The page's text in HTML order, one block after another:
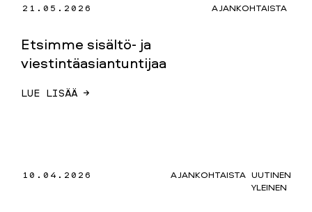
21.05.2026 AJANKOHTAISTA
Etsimme sisältö- ja
viestintäasiantuntijaa
LUE LISÄÄ →
10.04.2026 AJANKOHTAISTA UUTINEN
YLEINEN